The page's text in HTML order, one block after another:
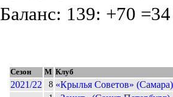
Баланс: 139: +70
Сезон М Клуб
2021/22 8 «Крылья Советов» (Самара)